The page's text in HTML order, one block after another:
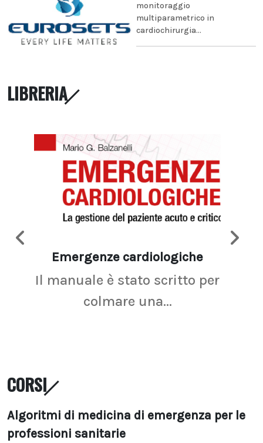
monitoraggio
multiparametrico in
cardiochirurgia...
LIBRERIA
Emergenze cardiologiche
Il manuale è stato scritto per
colmare una...
CORSI
Algoritmi di medicina di emergenza per le
professioni sanitarie